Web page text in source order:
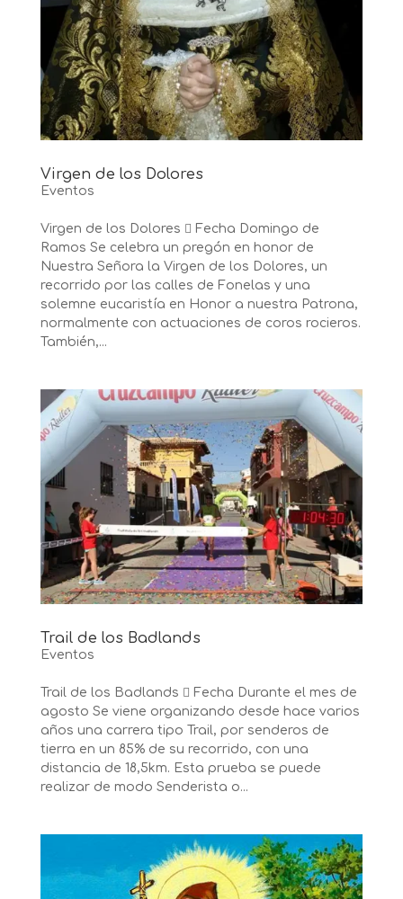
Virgen de los Dolores
Eventos
Virgen de los Dolores  Fecha Domingo de
Ramos Se celebra un pregón en honor de
Nuestra Señora la Virgen de los Dolores, un
recorrido por las calles de Fonelas y una
solemne eucaristía en Honor a nuestra Patrona,
normalmente con actuaciones de coros rocieros.
También,...
Trail de los Badlands
Eventos
Trail de los Badlands  Fecha Durante el mes de
agosto Se viene organizando desde hace varios
años una carrera tipo Trail, por senderos de
tierra en un 85% de su recorrido, con una
distancia de 18,5km. Esta prueba se puede
realizar de modo Senderista o...